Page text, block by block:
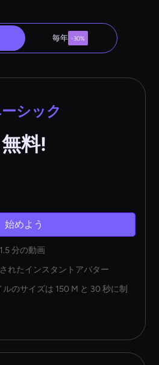
毎年 -30%
シック
無料!
始めよう
分の動画
れたインスタントアバター
のサイズは 150 M と 30 秒に制